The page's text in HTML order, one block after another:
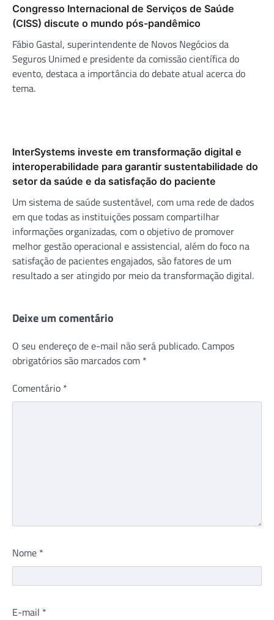
Congresso Internacional de Serviços de Saúde
(CISS) discute o mundo pós-pandêmico
Fábio Gastal, superintendente de Novos Negócios da
Seguros Unimed e presidente da comissão científica do
evento, destaca a importância do debate atual acerca do
tema.
InterSystems investe em transformação digital e
interoperabilidade para garantir sustentabilidade do
setor da saúde e da satisfação do paciente
Um sistema de saúde sustentável, com uma rede de dados
em que todas as instituições possam compartilhar
informações organizadas, com o objetivo de promover
melhor gestão operacional e assistencial, além do foco na
satisfação de pacientes engajados, são fatores de um
resultado a ser atingido por meio da transformação digital.
Deixe um comentário
O seu endereço de e-mail não será publicado. Campos
obrigatórios são marcados com *
Comentário *
Nome *
E-mail *